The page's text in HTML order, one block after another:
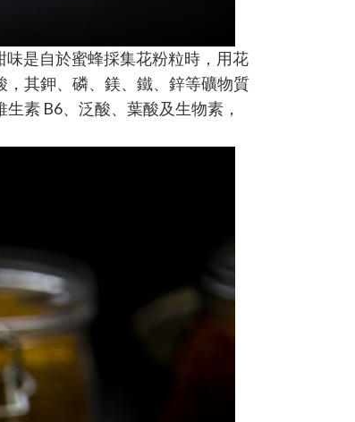
是自於蜜蜂採集花粉粒時，用花
其鉀、磷、鎂、鐵、鋅等礦物質
素 B6、泛酸、葉酸及生物素，